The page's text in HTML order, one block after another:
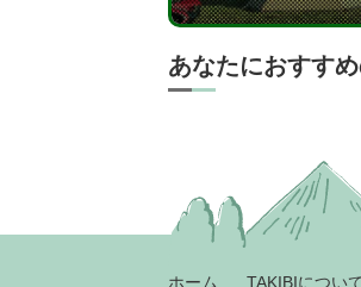
あなたにおすす
ホーム TAKIBIについて